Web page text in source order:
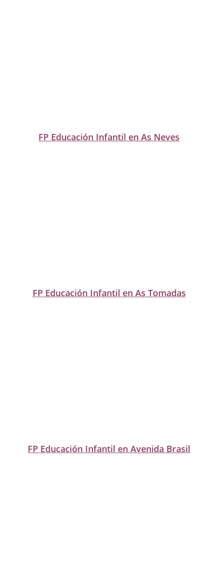
FP Educación Infantil en As Neves
FP Educación Infantil en As Tomadas
FP Educación Infantil en Avenida Brasil